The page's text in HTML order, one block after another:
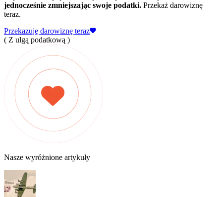
jednocześnie zmniejszając swoje podatki. Przekaż darowiznę
teraz.
Przekazuję darowiznę teraz
( Z ulgą podatkową )
Nasze wyróżnione artykuły